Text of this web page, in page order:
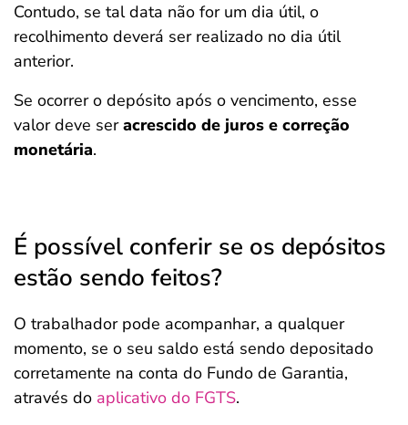
Contudo, se tal data não for um dia útil, o
recolhimento deverá ser realizado no dia útil
anterior.
Se ocorrer o depósito após o vencimento, esse
valor deve seracrescido de juros e correção
monetária.
É possível conferir se os depósitos
estão sendo feitos?
O trabalhador pode acompanhar, a qualquer
momento, se o seu saldo está sendo depositado
corretamente na conta do Fundo de Garantia,
através do aplicativo do FGTS.